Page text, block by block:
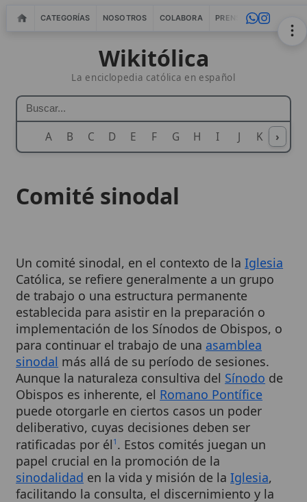
CATEGORÍAS NOSOTROS COLABORA PRENSA WEBMASTERS
Wikitólica
La enciclopedia católica en español
A B C D E F G H I J K L M
›
de trabajo o una estructura permanente
establecida para asistir en la preparación o
implementación de los Sínodos de Obispos, o
para continuar el trabajo de unaasamblea
sinodalmás allá de su período de sesiones.
Aunque la naturaleza consultiva del Sínodode
Obispos es inherente, el Romano Pontífice
puede otorgarle en ciertos casos un poder
deliberativo, cuyas decisiones deben ser
ratificadas por él 1. Estos comités juegan un
papel crucial en la promoción de la
sinodalidaden la vida y misión de laIglesia,
facilitando la consulta, el discernimiento y la
aplicación de las orientaciones pastorales,
tanto a nivel universal como en las Iglesias
particulares.